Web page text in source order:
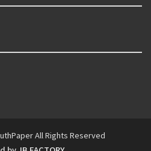
All Rights Reserved